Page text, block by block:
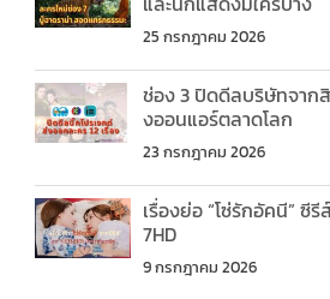
25 กรกฎาคม 2026
ช่อง 3 ปิดดีลบริษัทจากสิ
งออนแอร์ตลาดโลก
23 กรกฎาคม 2026
เรื่องย่อ “โซ่รักอัคนี”
7HD
9 กรกฎาคม 2026